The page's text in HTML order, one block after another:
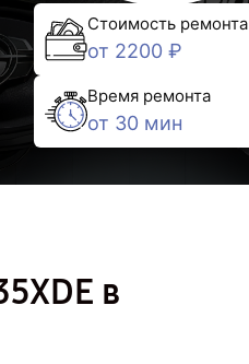
Стоимость ремонта
от 2200 ₽
Время ремонта
от 30 мин
в